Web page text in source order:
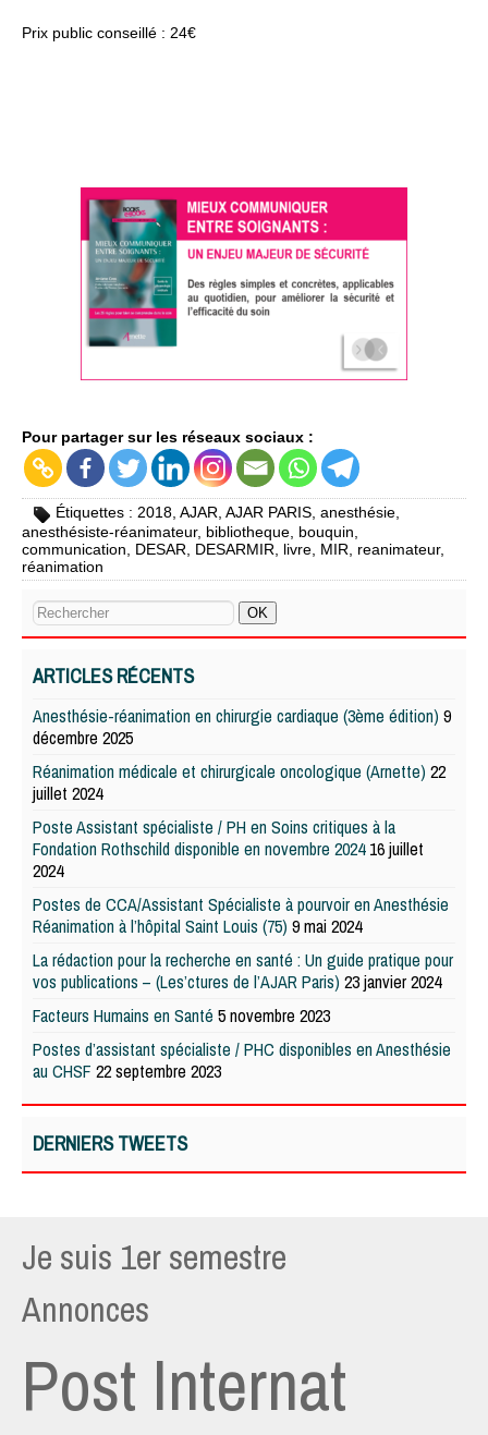
Prix public conseillé : 24€
Pour partager sur les réseaux sociaux :
Étiquettes : 2018, AJAR, AJAR PARIS, anesthésie,
anesthésiste-réanimateur, bibliotheque bouquin
communication
DESAR DESARMIR livre MIR reanimateur,
réanimation
ARTICLES RÉCENTS
Anesthésie-réanimation en chirurgie cardiaque (3ème édition) 9
décembre 2025
Réanimation médicale et chirurgicale oncologique (Arnette) 22
juillet 2024
Poste Assistant spécialiste / PH en Soins critiques à la
Fondation Rothschild disponible en novembre 2024 16 juillet
2024
Postes de CCA/Assistant Spécialiste à pourvoir en Anesthésie
Réanimation à l’hôpital Saint Louis (75) 9 mai 2024
La rédaction pour la recherche en santé : Un guide pratique pour
vos publications – (Les’ctures de l’AJAR Paris) 23 janvier 2024
Facteurs Humains en Santé 5 novembre 2023
Postes d’assistant spécialiste / PHC disponibles en Anesthésie
au CHSF 22 septembre 2023
DERNIERS TWEETS
Je suis 1er semestre
Annonces
Post Internat